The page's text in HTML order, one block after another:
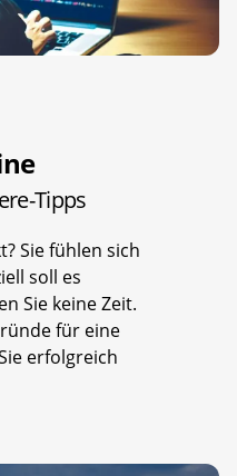
Tipps
Sie fühlen sich
soll es
Sie keine Zeit.
für eine
erfolgreich